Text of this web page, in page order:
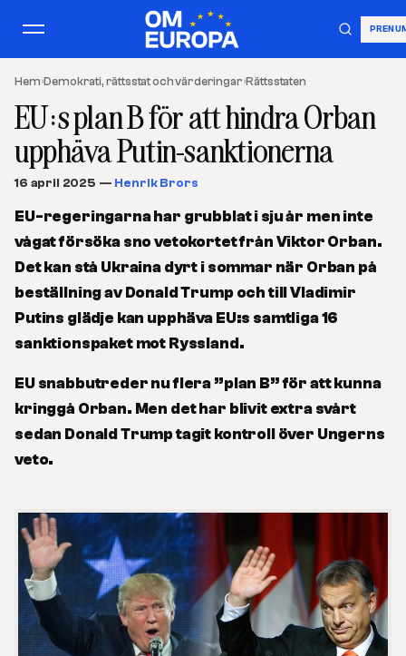
Hem›Demokrati, rättsstat och värderingar›Rättsstaten
EU:s plan B för att hindra Orban
upphäva Putin-sanktionerna
16 april 2025 — Henrik Brors
EU-regeringarna har grubblat i sju år men inte
vågat försöka sno vetokortet från Viktor Orban.
Det kan stå Ukraina dyrt i sommar när Orban på
beställning av Donald Trump och till Vladimir
Putins glädje kan upphäva EU:s samtliga 16
sanktionspaket mot Ryssland.
EU snabbutreder nu flera ”plan B” för att kunna
kringgå Orban. Men det har blivit extra svårt
sedan Donald Trump tagit kontroll över Ungerns
veto.